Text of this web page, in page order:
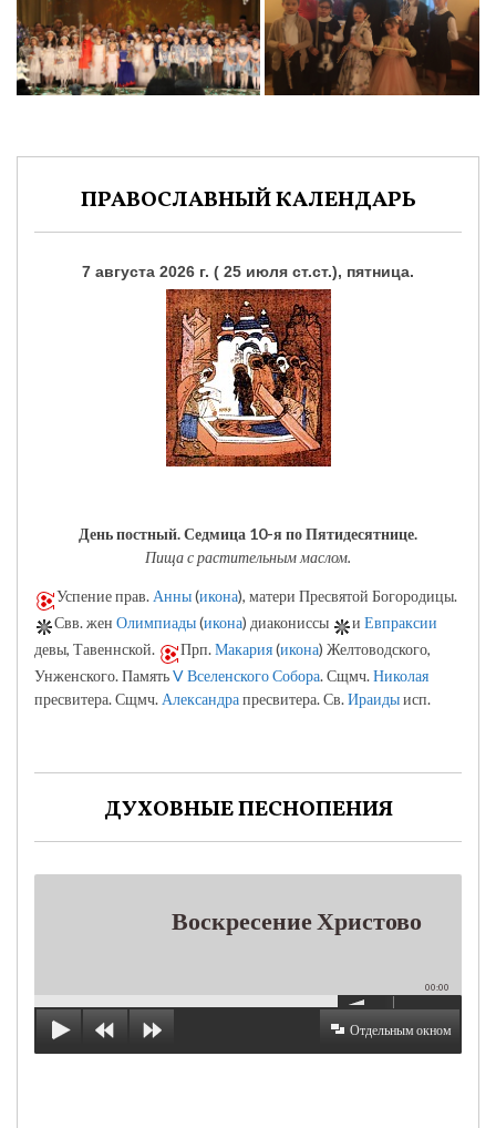
ПРАВОСЛАВНЫЙ КАЛЕНДАРЬ
7 августа 2026 г. ( 25 июля ст.ст.), пятница.
День постный.Седмица 10-я по Пятидесятнице.
Пища с растительным маслом.
Успение прав. Анны(икона), матери Пресвятой Богородицы.
Свв. жен Олимпиады(икона) диакониссы и Евпраксии
девы, Тавеннской.
Прп.Макария(икона) Желтоводского,
Унженского. ПамятьV Вселенского Собора. Сщмч.Николая
пресвитера. Сщмч. Александрапресвитера. Св.Ираидыисп.
ДУХОВНЫЕ ПЕСНОПЕНИЯ
Воскресение Христово
00:00
Отдельным окном